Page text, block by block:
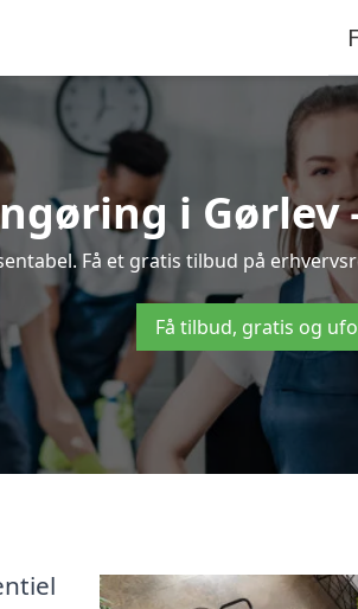
i
Få et gratis tilbud på
Få tilbud, gratis og